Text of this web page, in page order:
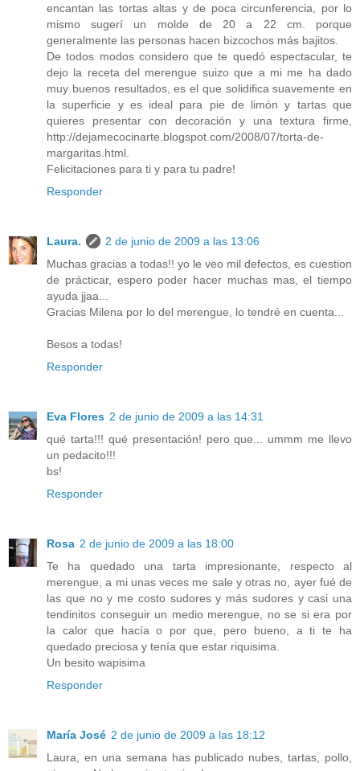
encantan las tortas altas y de poca circunferencia, por lo
mismo sugerí un molde de 20 a 22 cm. porque
generalmente las personas hacen bizcochos más bajitos.
De todos modos considero que te quedó espectacular, te
dejo la receta del merengue suizo que a mi me ha dado
muy buenos resultados, es el que solidifica suavemente en
la superficie y es ideal para pie de limón y tartas que
quieres presentar con decoración y una textura firme,
http://dejamecocinarte.blogspot.com/2008/07/torta-de-
margaritas.html.
Felicitaciones para ti y para tu padre!
Responder
Laura.
2 de junio de 2009 a las 13:06
Muchas gracias a todas!! yo le veo mil defectos, es cuestion
de prácticar, espero poder hacer muchas mas, el tiempo
ayuda jjaa...
Gracias Milena por lo del merengue, lo tendré en cuenta...
Besos a todas!
Responder
Eva Flores 2 de junio de 2009 a las 14:31
qué tarta!!! qué presentación! pero que... ummm me llevo
un pedacito!!!
bs!
Responder
Rosa 2 de junio de 2009 a las 18:00
Te ha quedado una tarta impresionante, respecto al
merengue, a mi unas veces me sale y otras no, ayer fué de
las que no y me costo sudores y más sudores y casi una
tendinitos conseguir un medio merengue, no se si era por
la calor que hacía o por que, pero bueno, a ti te ha
quedado preciosa y tenía que estar riquisima.
Un besito wapisima
Responder
María José 2 de junio de 2009 a las 18:12
Laura, en una semana has publicado nubes, tartas, pollo,